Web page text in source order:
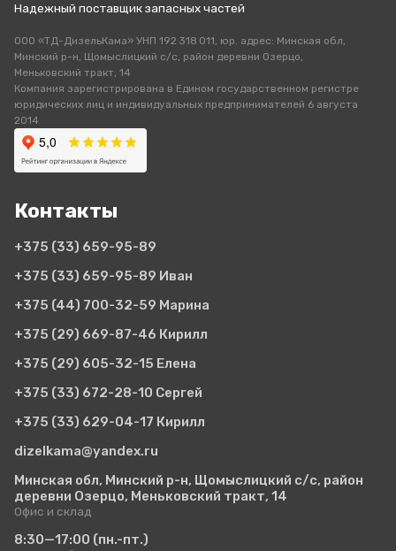
Надежный поставщик запасных частей
ООО «ТД-ДизельКама» УНП 192 318 011, юр. адрес: Минская обл,
Минский р-н, Щомыслицкий с/с, район деревни Озерцо,
Меньковский тракт, 14
Компания зарегистрирована в Едином государственном регистре
юридических лиц и индивидуальных предпринимателей 6 августа
2014
Контакты
+375 (33) 659-95-89
+375 (33) 659-95-89 Иван
+375 (44) 700-32-59 Марина
+375 (29) 669-87-46 Кирилл
+375 (29) 605-32-15 Елена
+375 (33) 672-28-10 Сергей
+375 (33) 629-04-17 Кирилл
dizelkama@yandex.ru
Минская обл, Минский р-н, Щомыслицкий с/с, район
деревни Озерцо, Меньковский тракт, 14
Офис и склад
8:30—17:00 (пн.-пт.)